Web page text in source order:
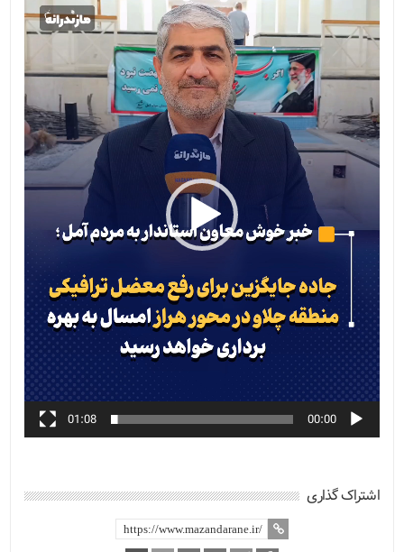
ویدیو
00:00
01:08
اشتراک گذاری